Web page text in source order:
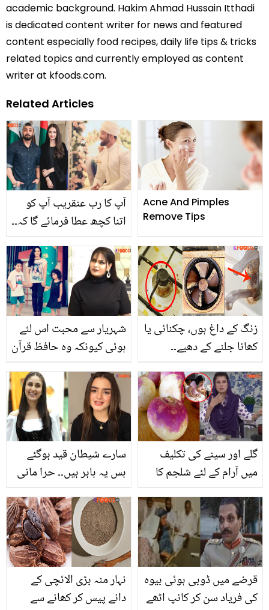
academic background. Hakim Ahmad Hussain Itthadi
is dedicated content writer for news and featured
content especially food recipes, daily life tips & tricks
related topics and currently employed as content
writer at kfoods.com.
Related Articles
آپ کا رب عنقریب آپ کو
اتنا کچھ عطا فرمائے گا کہ۔۔
کے ساتھ نکاح کی تصویر
شئیر کردی
Acne And Pimples
Remove Tips
شہریار سے محبت اس لئے
ہوئی کیونکہ وہ حافظ قرآن
کہاں غائب تھیں؟
زنگ کے داغ ہوں، چکنائی یا
کھانا جلنے کے دھبے۔۔
چیزیں صاف کرنے کے
سستے اور آزمودہ طریقے
سارے شیطان قید ہوگئے
بس یہ باہر ہیں۔۔ حرا مانی
کے خود اپنا مذاق بنوا لیا !
ویڈیو
گلے اور سینے کی تکلیف
میں آرام کے لئے شلجم کا
خشک اور بلغم والی
کھانسی سے نجات کے لئے
ڈاکٹر بلقیس نے کیا بتایا؟
نہار منہ بڑی الائچی کے
دانے پیس کر کھانے سے
قرضے میں ڈوبی ہوئی بیوہ
کی فریاد سن کر کانپ اٹھے